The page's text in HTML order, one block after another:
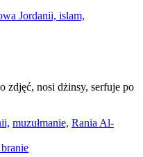
zdjęć, nosi dżinsy, serfuje po
muzułmanie, Rania Al-